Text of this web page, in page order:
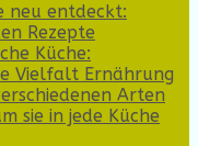
neu entdeckt:
Rezepte
Küche:
Vielfalt Ernährung
Arten
sie in jede Küche